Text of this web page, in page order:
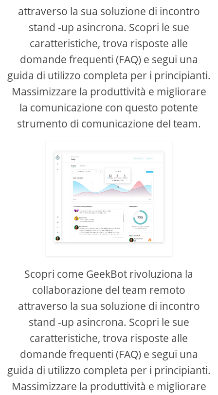
attraverso la sua soluzione di incontro
stand -up asincrona. Scopri le sue
caratteristiche, trova risposte alle
domande frequenti (FAQ) e segui una
guida di utilizzo completa per i principianti.
Massimizzare la produttività e migliorare
la comunicazione con questo potente
strumento di comunicazione del team.
Scopri come GeekBot rivoluziona la
collaborazione del team remoto
attraverso la sua soluzione di incontro
stand -up asincrona. Scopri le sue
caratteristiche, trova risposte alle
domande frequenti (FAQ) e segui una
guida di utilizzo completa per i principianti.
Massimizzare la produttività e migliorare